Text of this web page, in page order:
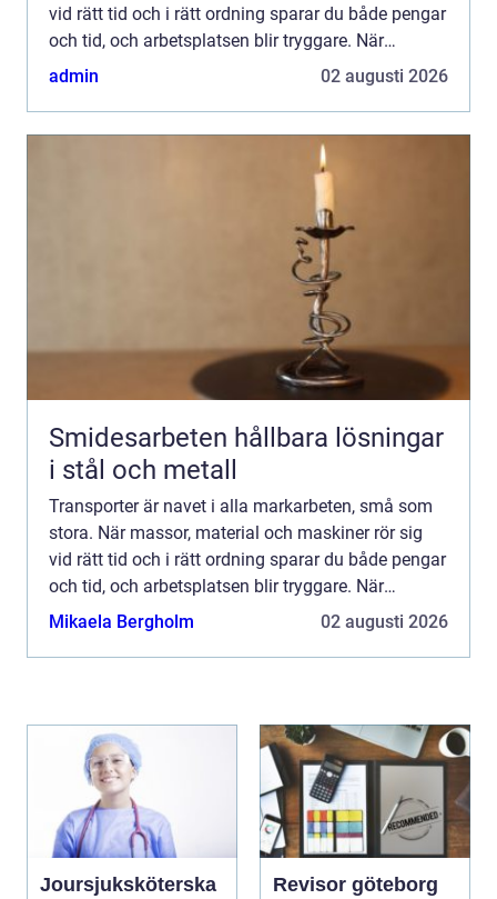
vid rätt tid och i rätt ordning sparar du både pengar
och tid, och arbetsplatsen blir tryggare. När
logistiken...
admin 02 augusti 2026
Smidesarbeten hållbara lösningar
i stål och metall
Transporter är navet i alla markarbeten, små som
stora. När massor, material och maskiner rör sig
vid rätt tid och i rätt ordning sparar du både pengar
och tid, och arbetsplatsen blir tryggare. När
logistiken...
Mikaela Bergholm 02 augusti 2026
Joursjuksköterska
Revisor göteborg